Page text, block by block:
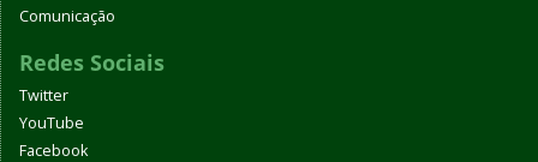
Comunicação
Redes Sociais
Twitter
YouTube
Facebook